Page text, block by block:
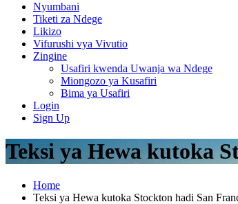
Nyumbani
Tiketi za Ndege
Likizo
Vifurushi vya Vivutio
Zingine
Usafiri kwenda Uwanja wa Ndege
Miongozo ya Kusafiri
Bima ya Usafiri
Login
Sign Up
Teksi ya Hewa kutoka
Home
Teksi ya Hewa kutoka Stockton hadi San